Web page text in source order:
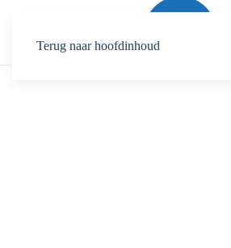
Terug naar hoofdinhoud